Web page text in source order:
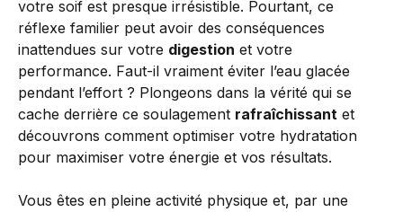
votre soif est presque irrésistible. Pourtant, ce
réflexe familier peut avoir des conséquences
inattendues sur votre digestion et votre
performance. Faut-il vraiment éviter l’eau glacée
pendant l’effort ? Plongeons dans la vérité qui se
cache derrière ce soulagement rafraîchissant et
découvrons comment optimiser votre hydratation
pour maximiser votre énergie et vos résultats.
Vous êtes en pleine activité physique et, par une